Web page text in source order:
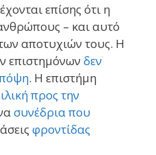
επίσης ότι η
– και αυτό
αποτυχιών τους. Η
επιστημόνων δεν
. Η επιστήμη
προς την
συνέδρια που
φροντίδας